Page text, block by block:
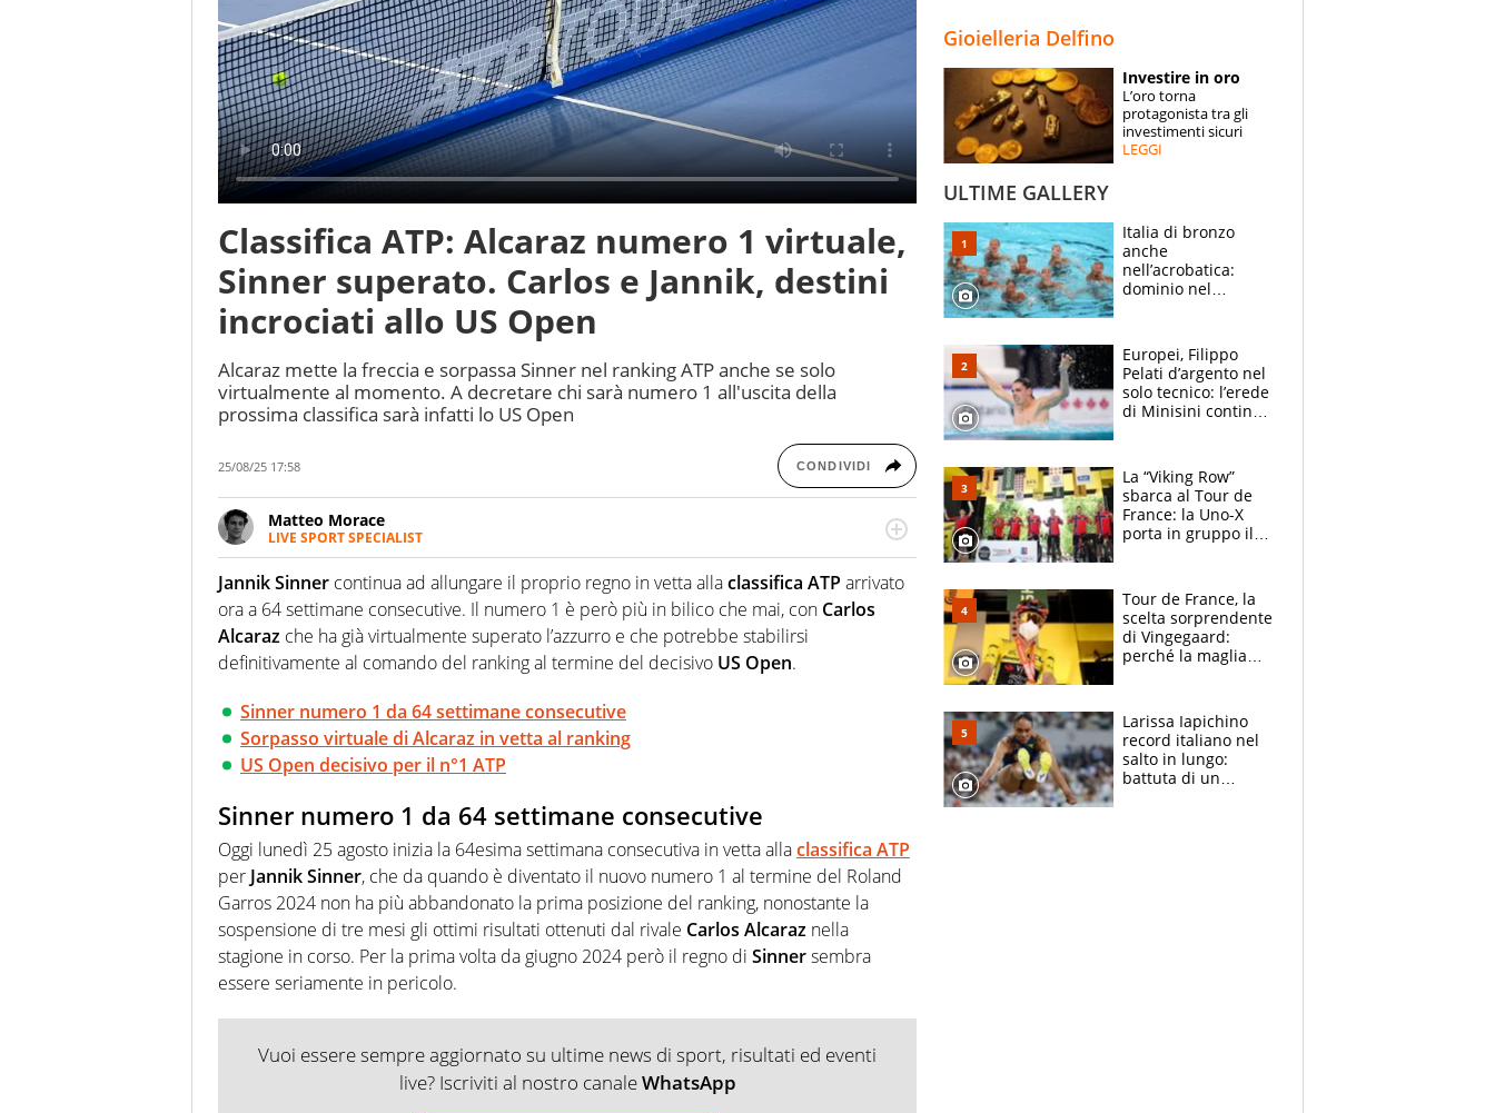
ESPERTI
CONTATTI
Classifica ATP: Alcaraz numero 1 virtuale,
Sinner superato. Carlos e Jannik, destini
incrociati allo US Open
Alcaraz mette la freccia e sorpassa Sinner nel ranking ATP anche se solo
virtualmente al momento. A decretare chi sarà numero 1 all'uscita della
prossima classifica sarà infatti lo US Open
25/08/25 17:58 CONDIVIDI
Matteo Morace
LIVE SPORT SPECIALIST
La multimedialità quale approccio personale e professionale. Ama raccontare lo sport
focalizzando ogni attenzione sul tempo reale: la verità della dirette non sono opinioni
ma fatti
Jannik Sinner continua ad allungare il proprio regno in vetta allaclassifica ATP arrivato
ora a 64 settimane consecutive. Il numero 1 è però più in bilico che mai, con Carlos
Alcaraz che ha già virtualmente superato l’azzurro e che potrebbe stabilirsi
definitivamente al comando del ranking al termine del decisivo US Open.
Sinner numero 1 da 64 settimane consecutive
Sorpasso virtuale di Alcaraz in vetta al ranking
US Open decisivo per il n°1 ATP
Sinner numero 1 da 64 settimane consecutive
Oggi lunedì 25 agosto inizia la 64esima settimana consecutiva in vetta allaclassifica ATP
per Jannik Sinner, che da quando è diventato il nuovo numero 1 al termine del Roland
Garros 2024 non ha più abbandonato la prima posizione del ranking, nonostante la
sospensione di tre mesi gli ottimi risultati ottenuti dal rivale Carlos Alcaraz nella
stagione in corso. Per la prima volta da giugno 2024 però il regno di Sinnersembra
essere seriamente in pericolo.
Vuoi essere sempre aggiornato su ultime news di sport, risultati ed eventi
live? Iscriviti al nostro canaleWhatsApp
Gioielleria Delfino
Investire in oro
L’oro torna
protagonista tra gli
investimenti sicuri
LEGGI
ULTIME GALLERY
Italia di bronzo
anche
nell’acrobatica:
dominio nel
e compagni
continuare
Europei, Filippo
Pelati d’argento nel
solo tecnico: l’erede
di Minisini continua
mirino
La “Viking Row”
sbarca al Tour de
France: la Uno-X
porta in gruppo il
compagni
Tour de France, la
scelta sorprendente
di Vingegaard:
perché la maglia
rischio da evitare
Larissa Iapichino
record italiano nel
salto in lungo:
battuta di un